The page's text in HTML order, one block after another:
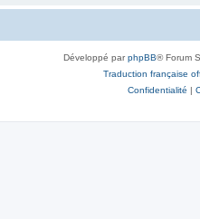
Développé parphpBB® Forum
Traduction française
Confidentialité |